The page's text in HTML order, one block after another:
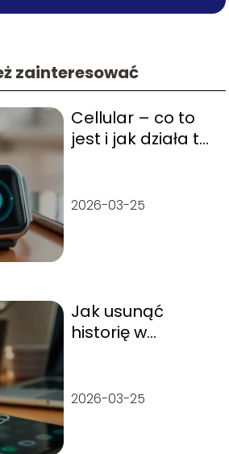
zainteresować
Cellular – co to
jest i jak działa ta
2026-03-25
Jak usunąć
historię w
2026-03-25